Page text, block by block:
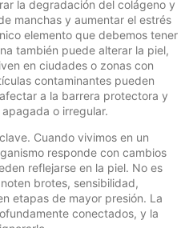
la degradación del colágeno y
manchas y aumentar el estrés
elemento que debemos tener
también puede alterar la piel,
en ciudades o zonas con
contaminantes pueden
a la barrera protectora y
o irregular.
Cuando vivimos en un
responde con cambios
reflejarse en la piel. No es
brotes, sensibilidad,
etapas de mayor presión. La
conectados, y la